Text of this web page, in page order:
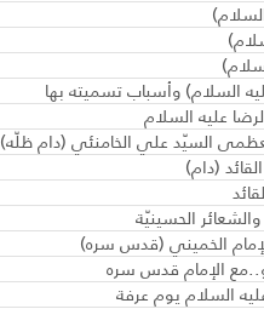
السلام) وأسباب تسميته بها
عليه السلام
السيّد علي الخامنئي (دام ظلّه)
(دام)
الحسينيّة
الخميني (قدس سره)
الإمام قدس سره
السلام يوم عرفة